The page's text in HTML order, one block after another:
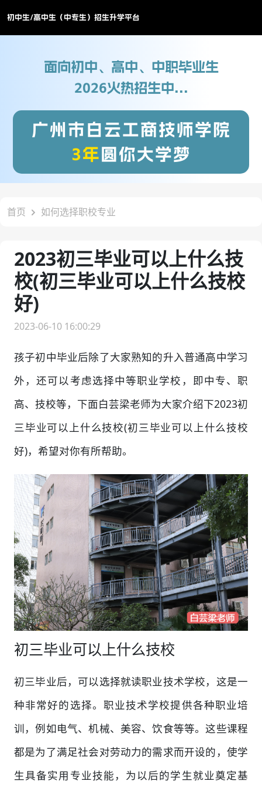
初中生/高中生（中专生）招生升学平台
面向初中、高中、中职毕业生
2026火热招生中...
广州市白云工商技师学院
3年圆你大学梦
首页 如何选择职校专业
2023初三毕业可以上什么技
校(初三毕业可以上什么技校
好)
2023-06-10 16:00:29
孩子初中毕业后除了大家熟知的升入普通高中学习
外，还可以考虑选择中等职业学校，即中专、职
高、技校等，下面白芸梁老师为大家介绍下2023初
三毕业可以上什么技校(初三毕业可以上什么技校
好)，希望对你有所帮助。
初三毕业可以上什么技校
初三毕业后，可以选择就读职业技术学校，这是一
种非常好的选择。职业技术学校提供各种职业培
训，例如电气、机械、美容、饮食等等。这些课程
都是为了满足社会对劳动力的需求而开设的，使学
生具备实用专业技能，为以后的学生就业奠定基